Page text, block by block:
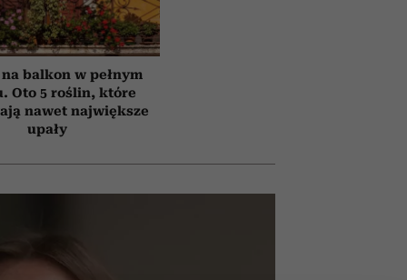
balkon w pełnym
Oto 5 roślin, które
nawet największe
upały